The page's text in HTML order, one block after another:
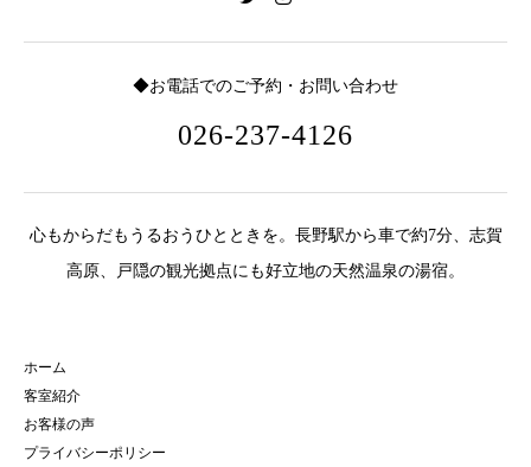
◆お電話でのご予約・お問い合わせ
026-237-4126
心もからだもうるおうひとときを。長野駅から車で約7分、志賀
高原、戸隠の観光拠点にも好立地の天然温泉の湯宿。
ホーム
客室紹介
お客様の声
プライバシーポリシー